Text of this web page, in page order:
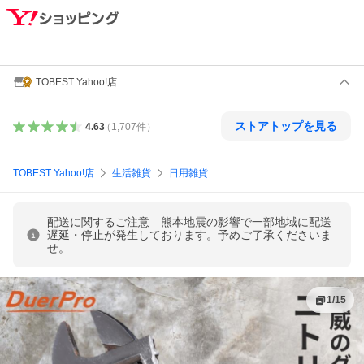
TOBEST Yahoo!店
4.63（ 1,707件） ストアトップを見る
TOBEST Yahoo!店 生活雑貨 日用雑貨
配送に関するご注意 熊本地震の影響で一部地域に配送
遅延・停止が発生しております。予めご了承くださいま
せ。
1/15